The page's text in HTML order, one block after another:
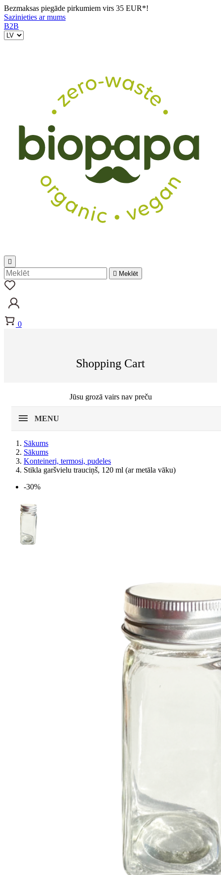
Bezmaksas piegāde pirkumiem virs 35 EUR*!
Sazinieties ar mums
B2B

 Meklēt
0
Shopping Cart
Jūsu grozā vairs nav preču
MENU
Sākums
Sākums
Konteineri, termosi, pudeles
Stikla garšvielu trauciņš, 120 ml (ar metāla vāku)
-30%